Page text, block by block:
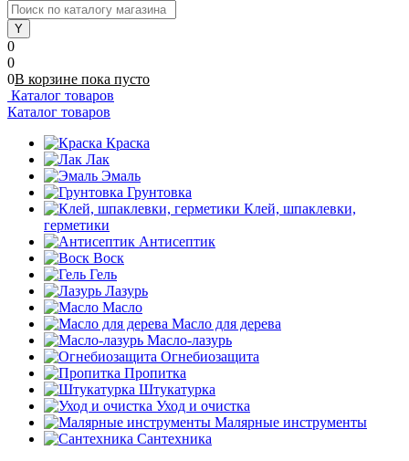
0
0
0В корзине пока пусто
Каталог товаров
Каталог товаров
Краска
Лак
Эмаль
Грунтовка
Клей, шпаклевки,
герметики
Антисептик
Воск
Гель
Лазурь
Масло
Масло для дерева
Масло-лазурь
Огнебиозащита
Пропитка
Штукатурка
Уход и очистка
Малярные инструменты
Сантехника